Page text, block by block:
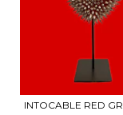
INTOCABLE RED